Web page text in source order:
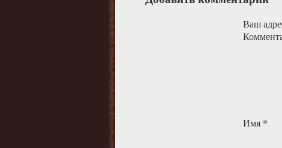
Ваш
Имя *